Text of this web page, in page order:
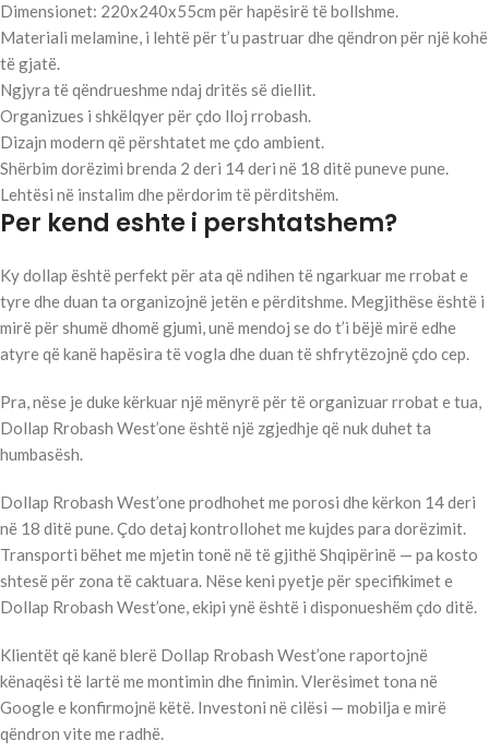
Dimensionet: 220x240x55cm për hapësirë të bollshme.
Materiali melamine, i lehtë për t’u pastruar dhe qëndron për një kohë
të gjatë.
Ngjyra të qëndrueshme ndaj dritës së diellit.
Organizues i shkëlqyer për çdo lloj rrobash.
Dizajn modern që përshtatet me çdo ambient.
Shërbim dorëzimi brenda 2 deri 14 deri në 18 ditë puneve pune.
Lehtësi në instalim dhe përdorim të përditshëm.
Per kend eshte i pershtatshem?
Ky dollap është perfekt për ata që ndihen të ngarkuar me rrobat e
tyre dhe duan ta organizojnë jetën e përditshme. Megjithëse është i
mirë për shumë dhomë gjumi, unë mendoj se do t’i bëjë mirë edhe
atyre që kanë hapësira të vogla dhe duan të shfrytëzojnë çdo cep.
Pra, nëse je duke kërkuar një mënyrë për të organizuar rrobat e tua,
Dollap Rrobash West’one është një zgjedhje që nuk duhet ta
humbasësh.
Dollap Rrobash West’one prodhohet me porosi dhe kërkon 14 deri
në 18 ditë pune. Çdo detaj kontrollohet me kujdes para dorëzimit.
Transporti bëhet me mjetin tonë në të gjithë Shqipërinë — pa kosto
shtesë për zona të caktuara. Nëse keni pyetje për specifikimet e
Dollap Rrobash West’one, ekipi ynë është i disponueshëm çdo ditë.
Klientët që kanë blerë Dollap Rrobash West’one raportojnë
kënaqësi të lartë me montimin dhe finimin. Vlerësimet tona në
Google e konfirmojnë këtë. Investoni në cilësi — mobilja e mirë
qëndron vite me radhë.